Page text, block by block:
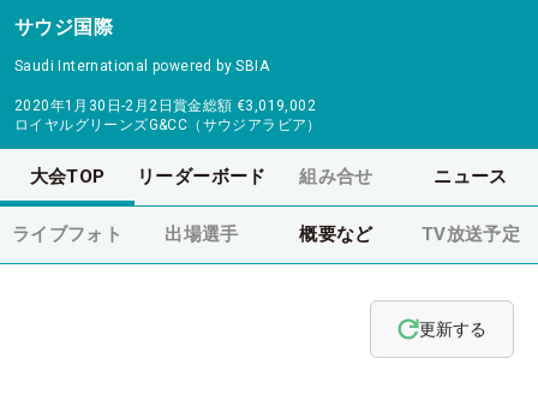
サウジ国際
Saudi International powered by SBIA
2020年1月30日-2月2日賞金総額 €3,019,002
ロイヤルグリーンズG&CC（サウジアラビア）
大会TOP リーダーボード 組み合せ ニュース
ライブフォト 出場選手 概要など TV放送予定
更新する